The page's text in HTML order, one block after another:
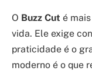
O Buzz Cut é
vida. Ele exige
praticidade é o
moderno é o que